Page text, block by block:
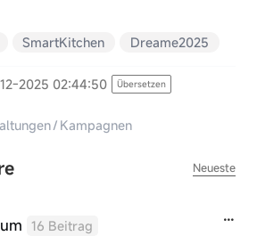
SmartKitchen Dreame2025
2025 02:44:50 Übersetzen
/ Kampagnen
Neueste
16 Beitrag